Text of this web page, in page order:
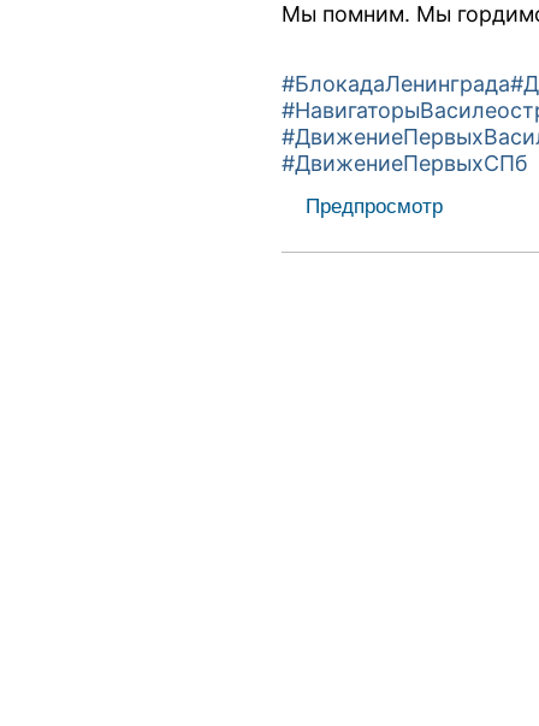
Мы помним. Мы
#БлокадаЛенинграда
#ДвижениеПервыхСПб
Предпросмотр